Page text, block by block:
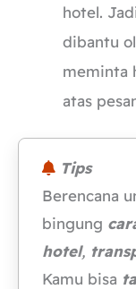
hotel.
dibantu
meminta
atas
Tips
Berencana
bingung
hotel,
Kamu bisa